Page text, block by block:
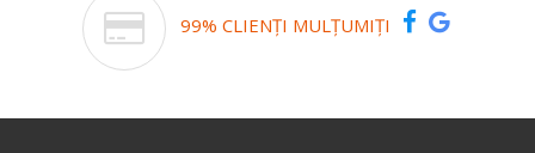
99% CLIENȚI MULȚUMIȚI